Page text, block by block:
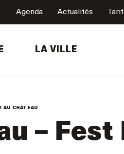
Agenda Actualités
LA VILLE
AU CHÂTEAU
– Fest